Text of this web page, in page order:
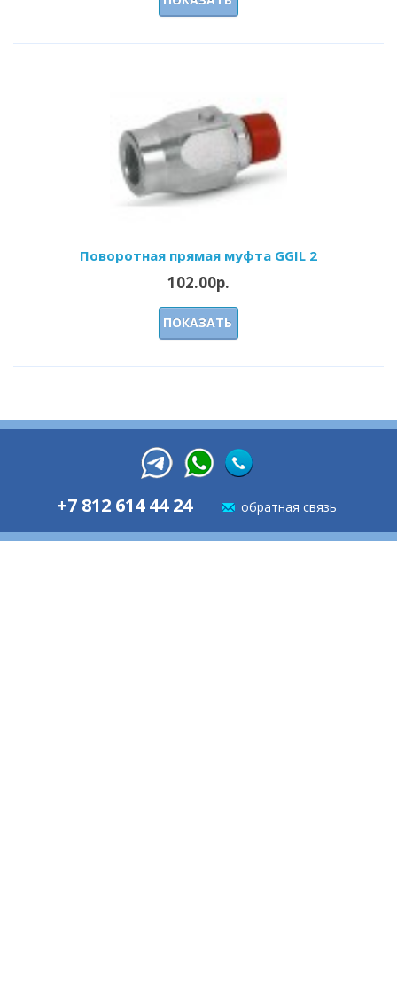
Поворотная прямая муфта GGIL 2
102.00р.
ПОКАЗАТЬ
+7 812 614 44 24 обратная связь